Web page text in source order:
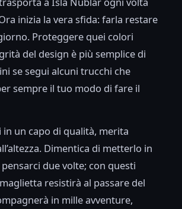
inizia la vera sfida: farla restare
Proteggere quei colori
del design è più semplice di
se segui alcuni trucchi che
sempre il tuo modo di fare il
in un capo di qualità, merita
Dimentica di metterlo in
due volte; con questi
resistirà al passare del
in mille avventure,